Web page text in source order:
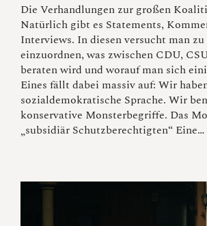
Die Verhandlungen zur großen
Natürlich gibt es Statements,
Interviews. In diesen versucht man
einzuordnen, was zwischen CDU,
beraten wird und worauf man sich
Eines fällt dabei massiv auf: Wir
sozialdemokratische Sprache. Wir
konservative Monsterbegriffe. Das
„subsidiär Schutzberechtigten“ Eine…